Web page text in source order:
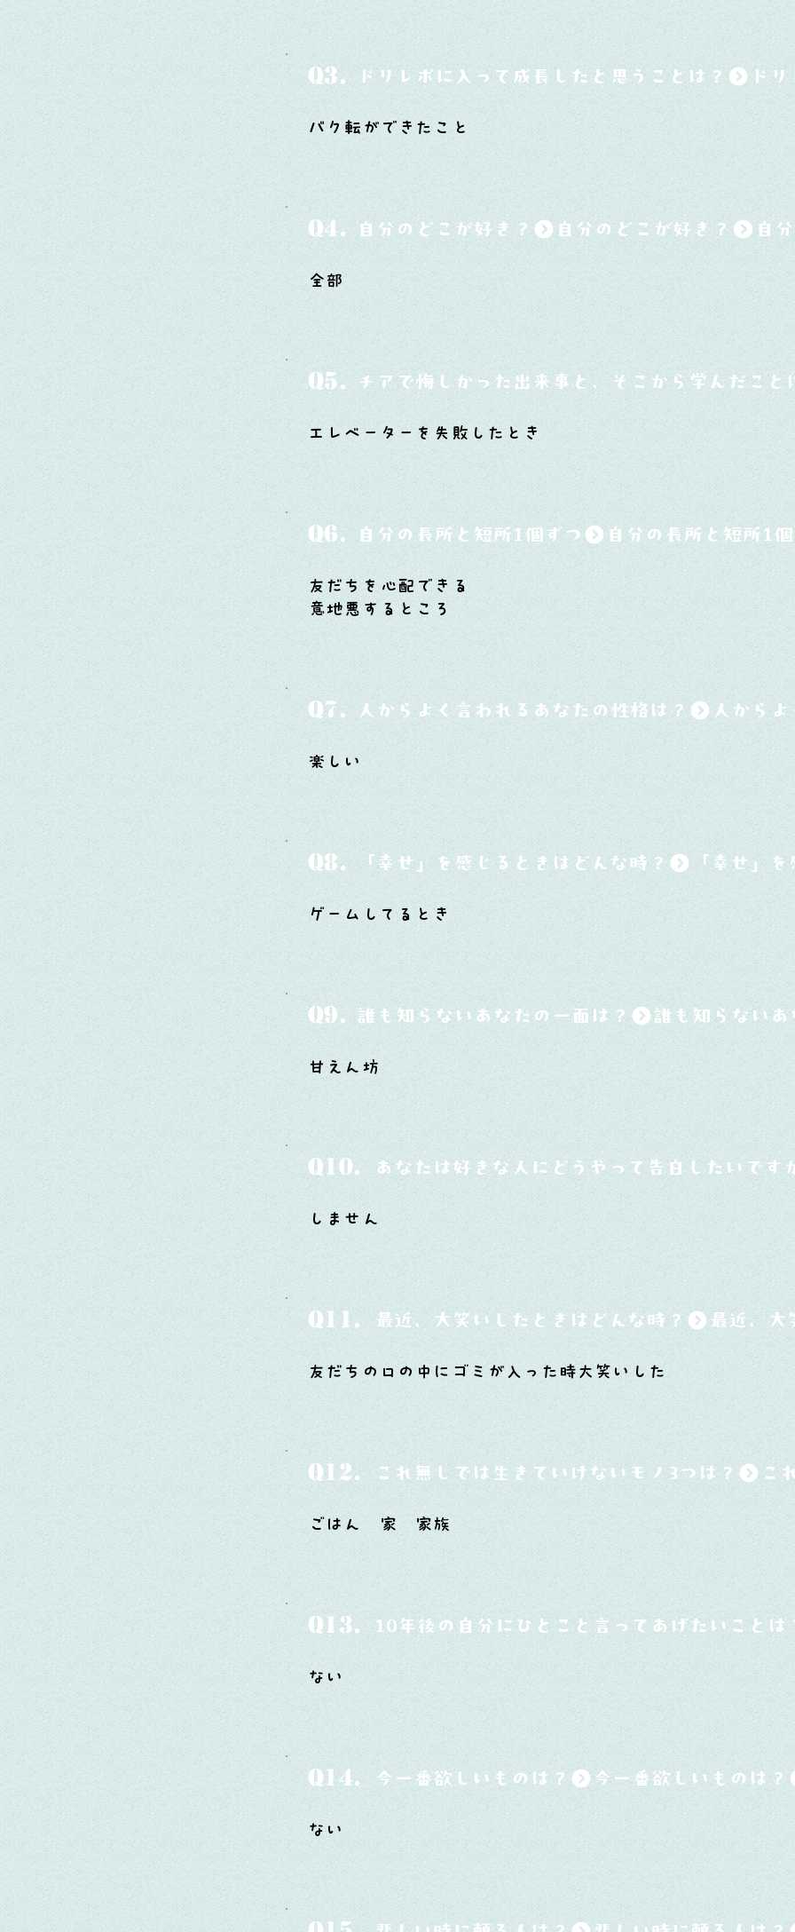
Q3. ドリレボに入って成長したと思うことは？
バク転ができたこと
Q4. 自分のどこが好き？
全部
Q5. チアで悔しかった出来事と、そこから学んだこと
エレベーターを失敗したとき
Q6. 自分の長所と短所1個ずつ
友だちを心配できる
意地悪するところ
Q7. 人からよく言われるあなたの性格は？
楽しい
Q8. 「幸せ」を感じるときはどんな時？
ゲームしてるとき
Q9. 誰も知らないあなたの一面は？
甘えん坊
Q10. あなたは好きな人にどうやって告白したいです
しません
Q11. 最近、大笑いしたときはどんな時？
友だちの口の中にゴミが入った時大笑いした
Q12. これ無しでは生きていけないモノ3つは？
ごはん 家 家族
Q13. 10年後の自分にひとこと言ってあげたいことは
ない
Q14. 今一番欲しいものは？
ない